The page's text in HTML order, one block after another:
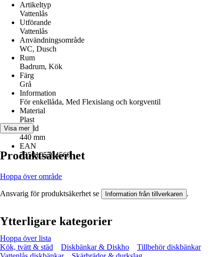
Artikeltyp
Vattenlås
Utförande
Vattenlås
Användningsområde
WC, Dusch
Rum
Badrum, Kök
Färg
Grå
Information
För enkellåda, Med Flexislang och korgventil
Material
Plast
Bredd
440 mm
EAN
7350105394560
Visa mer
Produktsäkerhet
Hoppa över område
Ansvarig för produktsäkerhet se Information från tillverkaren .
Ytterligare kategorier
Hoppa över lista
Kök, tvätt & städ
Diskbänkar & Diskho
Tillbehör diskbänkar